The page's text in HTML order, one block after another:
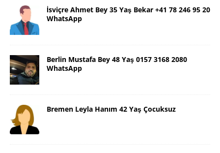
İsviçre Ahmet Bey 35 Yaş Bekar +41 78 246 95 20
WhatsApp
Berlin Mustafa Bey 48 Yaş 0157 3168 2080
WhatsApp
Bremen Leyla Hanım 42 Yaş Çocuksuz